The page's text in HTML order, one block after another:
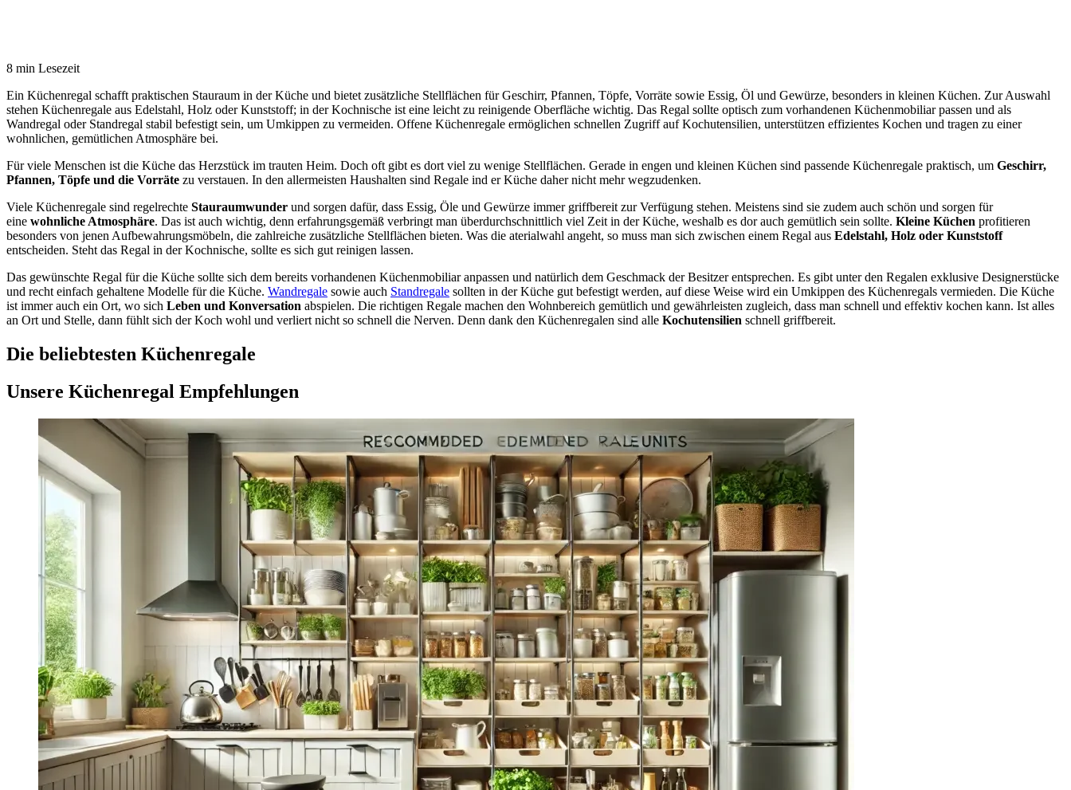
8 min Lesezeit
Ein Küchenregal schafft praktischen Stauraum in der Küche und bietet zusätzliche Stellflächen für Geschirr, Pfannen, Töpfe, Vorräte sowie Essig, Öl und Gewürze, besonders in kleinen Küchen. Zur Auswahl
stehen Küchenregale aus Edelstahl, Holz oder Kunststoff; in der Kochnische ist eine leicht zu reinigende Oberfläche wichtig. Das Regal sollte optisch zum vorhandenen Küchenmobiliar passen und als
Wandregal oder Standregal stabil befestigt sein, um Umkippen zu vermeiden. Offene Küchenregale ermöglichen schnellen Zugriff auf Kochutensilien, unterstützen effizientes Kochen und tragen zu einer
wohnlichen, gemütlichen Atmosphäre bei.
Für viele Menschen ist die Küche das Herzstück im trauten Heim. Doch oft gibt es dort viel zu wenige Stellflächen. Gerade in engen und kleinen Küchen sind passende Küchenregale praktisch, um Geschirr,
Pfannen, Töpfe und die Vorräte zu verstauen. In den allermeisten Haushalten sind Regale ind er Küche daher nicht mehr wegzudenken.
Viele Küchenregale sind regelrechte Stauraumwunder und sorgen dafür, dass Essig, Öle und Gewürze immer griffbereit zur Verfügung stehen. Meistens sind sie zudem auch schön und sorgen für
eine wohnliche Atmosphäre. Das ist auch wichtig, denn erfahrungsgemäß verbringt man überdurchschnittlich viel Zeit in der Küche, weshalb es dor auch gemütlich sein sollte. Kleine Küchen profitieren
besonders von jenen Aufbewahrungsmöbeln, die zahlreiche zusätzliche Stellflächen bieten. Was die aterialwahl angeht, so muss man sich zwischen einem Regal aus Edelstahl, Holz oder Kunststoff
entscheiden. Steht das Regal in der Kochnische, sollte es sich gut reinigen lassen.
Das gewünschte Regal für die Küche sollte sich dem bereits vorhandenen Küchenmobiliar anpassen und natürlich dem Geschmack der Besitzer entsprechen. Es gibt unter den Regalen exklusive Designerstücke
und recht einfach gehaltene Modelle für die Küche. Wandregale sowie auch Standregale sollten in der Küche gut befestigt werden, auf diese Weise wird ein Umkippen des Küchenregals vermieden. Die Küche
ist immer auch ein Ort, wo sich Leben und Konversation abspielen. Die richtigen Regale machen den Wohnbereich gemütlich und gewährleisten zugleich, dass man schnell und effektiv kochen kann. Ist alles
an Ort und Stelle, dann fühlt sich der Koch wohl und verliert nicht so schnell die Nerven. Denn dank den Küchenregalen sind alle Kochutensilien schnell griffbereit.
Die beliebtesten Küchenregale
Unsere Küchenregal Empfehlungen